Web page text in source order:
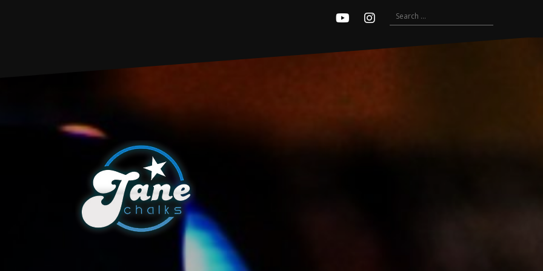
Instagram
Search
for: